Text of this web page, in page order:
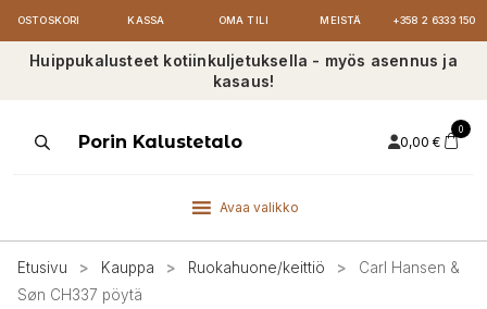
OSTOSKORI KASSA OMA TILI MEISTÄ +358 2 6333 150
Huippukalusteet kotiinkuljetuksella - myös asennus ja
kasaus!
ProductsPorin Kalustetalo 0,00 €
0
Avaa valikko
Etusivu > Kauppa > Ruokahuone/keittiö >
Carl Hansen &
Søn CH337 pöytä